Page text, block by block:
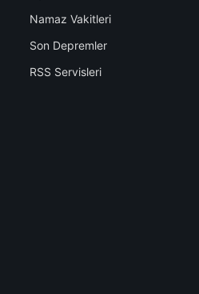
Namaz Vakitleri
Son Depremler
RSS Servisleri